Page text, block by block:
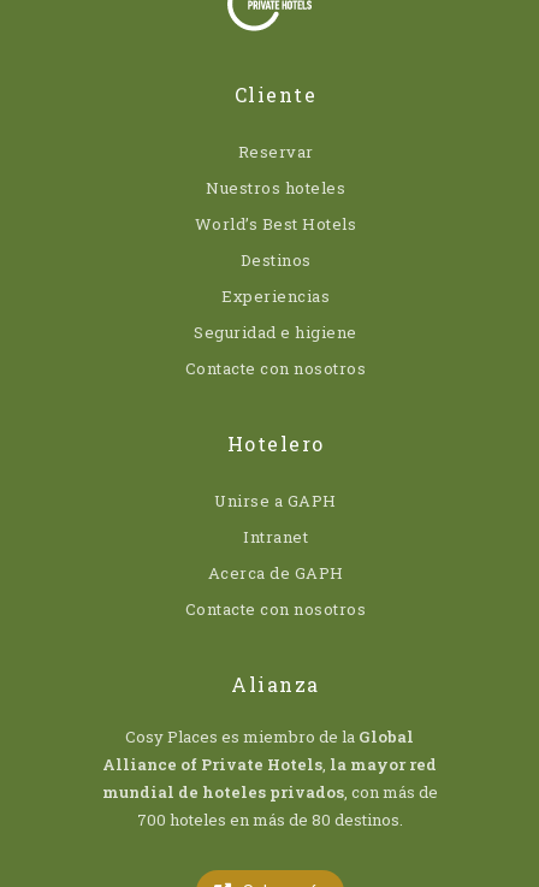
Cliente
Reservar
Nuestros hoteles
World’s Best Hotels
Destinos
Experiencias
Seguridad e higiene
Contacte con nosotros
Hotelero
Unirse a GAPH
Intranet
Acerca de GAPH
Contacte con nosotros
Alianza
Cosy Places es miembro de la Global
Alliance of Private Hotels la mayor red
mundial de hoteles privados, con más de
700 hoteles en más de 80 destinos.